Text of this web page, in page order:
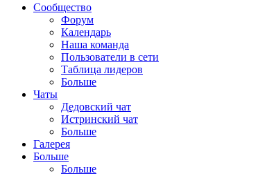
Сообщество
Форум
Календарь
Наша команда
Пользователи в сети
Таблица лидеров
Больше
Чаты
Дедовский чат
Истринский чат
Больше
Галерея
Больше
Больше